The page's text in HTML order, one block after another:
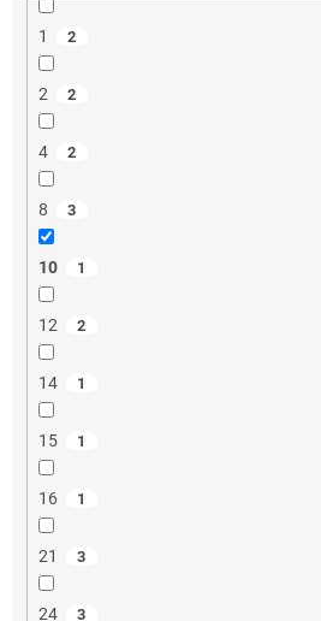
1 2
2 2
4 2
8 3
10 1
12 2
14 1
15 1
16 1
21 3
24 3